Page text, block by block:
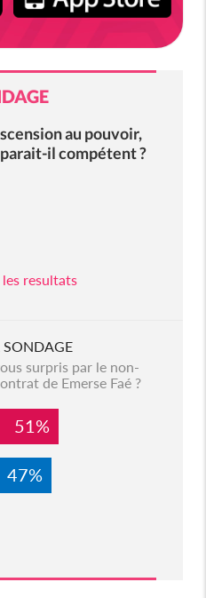
au pouvoir,
il compétent ?
resultats
SONDAGE
surpris par le non-
de Emerse Faé ?
51%
47%